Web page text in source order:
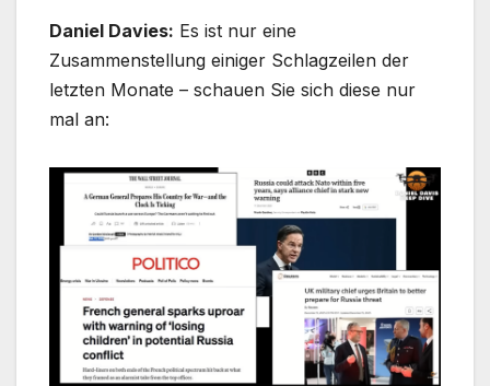
Daniel Davies: Es ist nur eine
Zusammenstellung einiger Schlagzeilen der
letzten Monate – schauen Sie sich diese nur
mal an: